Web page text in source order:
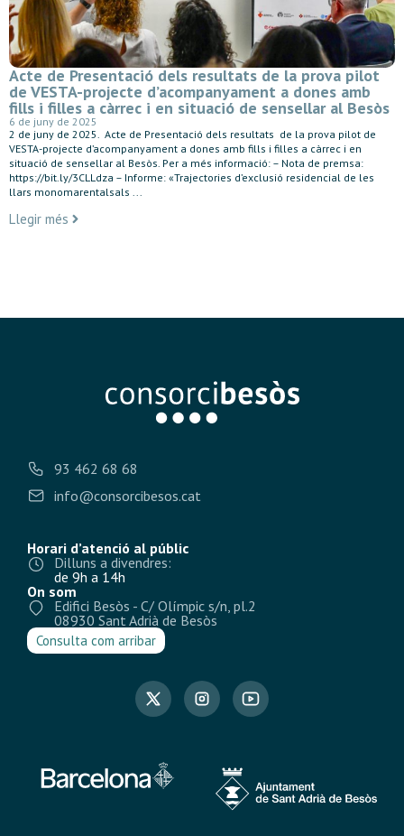
Acte de Presentació dels resultats de la prova pilot
de VESTA-projecte d’acompanyament a dones amb
fills i filles a càrrec i en situació de sensellar al Besòs
6 de juny de 2025
2 de juny de 2025. Acte de Presentació dels resultats de la prova pilot de
VESTA-projecte d’acompanyament a dones amb fills i filles a càrrec i en
situació de sensellar al Besòs. Per a més informació: – Nota de premsa:
https://bit.ly/3CLLdza – Informe: «Trajectories d’exclusió residencial de les
llars monomarentalsals ...
Llegir més
93 462 68 68
info@consorcibesos.cat
Horari d’atenció al públic
Dilluns a divendres:
de 9h a 14h
On som
Edifici Besòs - C/ Olímpic s/n, pl.2
08930 Sant Adrià de Besòs
Consulta com arribar